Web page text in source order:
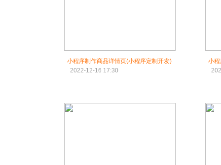
小程序制作商品详情页(小程序定制开发)
2022-12-16 17:30
小